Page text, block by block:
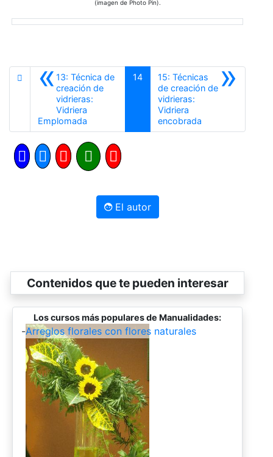
(imagen de Photo Pin).
«13: Técnica de
creación de
vidrieras:
Vidriera
Emplomada
14 »
15: Técnicas
de creación de
vidrieras:
Vidriera
encobrada
El autor
Contenidos que te pueden interesar
Los cursos más populares de Manualidades:
-Arreglos florales con flores naturales